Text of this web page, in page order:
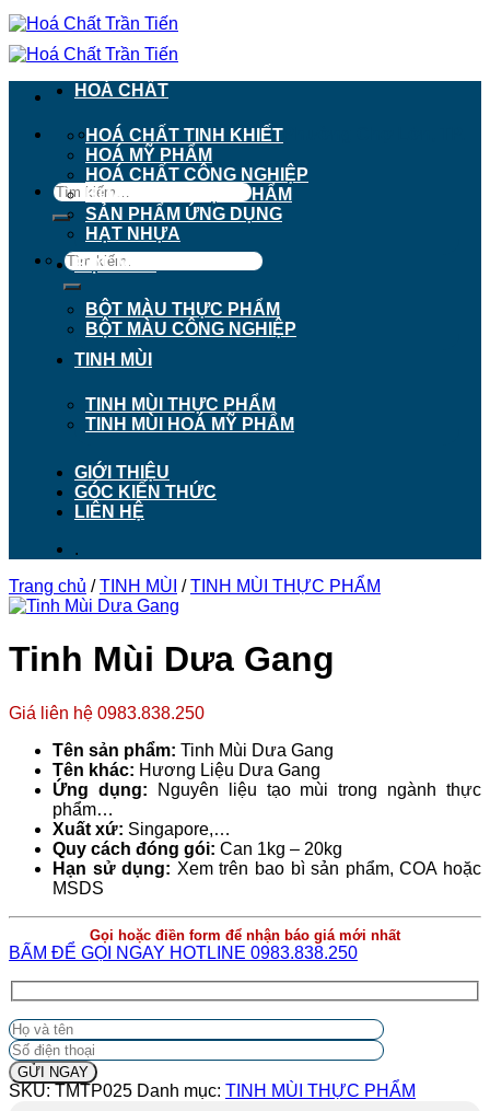
Chuyển
đến
nội
911 - 913 Nguyễn Trãi, Phường Chợ Lớn, TP.
Hồ Chí Minh
Tìm
kiếm:
Tìm
kiếm:
HOÁ CHẤT
HOÁ CHẤT TINH KHIẾT
HOÁ MỸ PHẨM
HOÁ CHẤT CÔNG NGHIỆP
HOÁ CHẤT THỰC PHẨM
SẢN PHẨM ỨNG DỤNG
HẠT NHỰA
BỘT MÀU
BỘT MÀU THỰC PHẨM
BỘT MÀU CÔNG NGHIỆP
TINH MÙI
TINH MÙI THỰC PHẨM
TINH MÙI HOÁ MỸ PHẨM
GIỚI THIỆU
GÓC KIẾN THỨC
LIÊN HỆ
.
Trang chủ / TINH MÙI / TINH MÙI THỰC PHẨM
Tinh Mùi Dưa Gang
Giá liên hệ 0983.838.250
Tên sản phẩm: Tinh Mùi Dưa Gang
Tên khác: Hương Liệu Dưa Gang
Ứng dụng: Nguyên liệu tạo mùi trong ngành thực
phẩm…
Xuất xứ: Singapore,…
Quy cách đóng gói: Can 1kg – 20kg
Hạn sử dụng: Xem trên bao bì sản phẩm, COA hoặc
MSDS
Gọi hoặc điền form để nhận báo giá mới nhất
BẤM ĐỂ GỌI NGAY HOTLINE 0983.838.250
SKU: TMTP025 Danh mục: TINH MÙI THỰC PHẨM